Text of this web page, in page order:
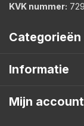
KVK nummer:
Categorieën
Informatie
Mijn account